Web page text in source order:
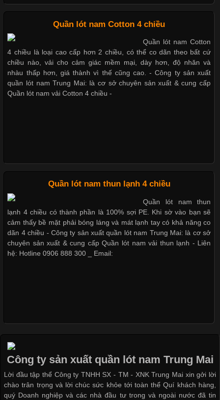
Chất Liệu Bamboo Xu Hướng Mới Trong Ngành Thời Trang
Cập nhật 2026-05-21 14:59:25
Trong những năm gần đây, vải Bamboo đang trở thành một
trong những chất liệu được yêu thích trong ngành thời trang
nhờ đặc tính mềm mại, thoáng khí và thân thiện với môi trường.
Không chỉ được ứng dụng trong quần áo thường ngày, loại vải
Cập nhật 2026-05-20 14:58:56
Vải thun là một trong những chất liệu được sử dụng rộng rãi
nhất trong ngành thời trang nhờ đặc tính co giãn, mềm mại và
thoải mái khi mặc. Từ áo thun, đồ thể thao cho đến đồ lót nam,
vải thun luôn đóng vai trò quan trọng trong quá trình sản xuất.
Hiện nay, nhu cầu tìm kiếm quần lót nam giá
Các Form Áo Thun Phổ Biến Hiện Nay Và Xu Hướng Trong
Ngành May Mặc Áo thun là một trong những trang phục quen
thuộc và được sử dụng phổ biến nhất hiện nay. Không chỉ đa
dạng về màu sắc hay chất liệu, áo thun còn có nhiều form dáng
khác nhau để phù hợp với từng phong cách thời trang và nhu
cầu
Mẫu quần lót nam giá rẻ sốt hè 2017
Những mẩu quần lót nam thông dụng hiện nay
Bộ sưu tập quần lót nam Boxer TpHCM
Dễ chịu hơn với quần lót nam giá rẻ vải Cotton 4 chiều
Quần lót nam Cotton 4 chiều
Quần lót nam Cotton
4 chiều là loại cao cấp hơn 2 chiều, có thể co dãn theo bất cứ
chiều nào, vải cho cảm giác mềm mại, dày hơn, độ nhăn và
nhàu thấp hơn, giá thành vì thế cũng cao. - Công ty sản xuất
quần lót nam Trung Mai: là cơ sở chuyên sản xuất & cung cấp
Quần lót nam vải Cotton 4 chiều -
Quần lót nam thun lạnh 4 chiều
Quần lót nam thun
lạnh 4 chiều có thành phần là 100% sợi PE. Khi sờ vào bạn sẽ
cảm thấy bề mặt phải bóng láng và mát lạnh tay có khả năng co
dãn 4 chiều - Công ty sản xuất quần lót nam Trung Mai: là cơ sở
chuyên sản xuất & cung cấp Quần lót nam vải thun lạnh - Liên
hệ: Hotline 0906 888 300 _ Email:
Công ty sản xuất quần lót nam Trung Mai
Lời đầu tập thể Công ty TNHH SX - TM - XNK Trung Mai xin gởi lời
chào trân trọng và lời chúc sức khỏe tới toàn thể Quí khách hàng,
quý Doanh nghiệp và các nhà đầu tư trong và ngoài nước đã tin